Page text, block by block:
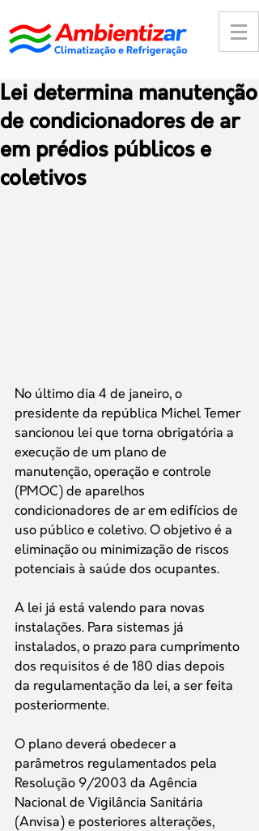
Lei determina manutenção
de condicionadores de ar
em prédios públicos e
coletivos
No último dia 4 de janeiro, o
presidente da república Michel Temer
sancionou lei que torna obrigatória a
execução de um plano de
manutenção, operação e controle
(PMOC) de aparelhos
condicionadores de ar em edifícios de
uso público e coletivo. O objetivo é a
eliminação ou minimização de riscos
potenciais à saúde dos ocupantes.
A lei já está valendo para novas
instalações. Para sistemas já
instalados, o prazo para cumprimento
dos requisitos é de 180 dias depois
da regulamentação da lei, a ser feita
posteriormente.
O plano deverá obedecer a
parâmetros regulamentados pela
Resolução 9/2003 da Agência
Nacional de Vigilância Sanitária
(Anvisa) e posteriores alterações,